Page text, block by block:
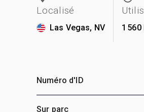
Localisé
Las Vegas, NV 1 560
Numéro d'ID
Sur parc